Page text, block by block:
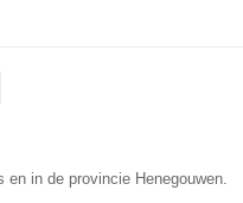
in de provincie Henegouwen.